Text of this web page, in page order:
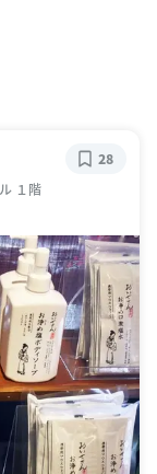
１階
28